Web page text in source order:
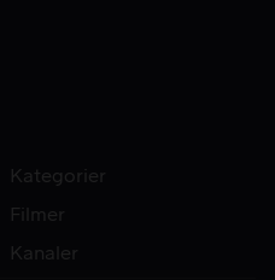
Kategorier
Filmer
Kanaler